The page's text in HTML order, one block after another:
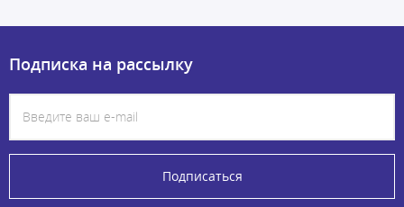
Подписка на рассылку
Подписаться